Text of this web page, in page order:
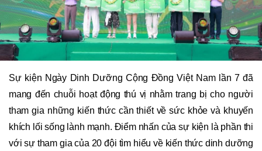
Sự kiện Ngày Dinh Dưỡng Cộng Đồng Việt Nam lần 7 đã
mang đến chuỗi hoạt động thú vị nhằm trang bị cho người
tham gia những kiến ​​thức cần thiết về sức khỏe và khuyến
khích lối sống lành mạnh. Điểm nhấn của sự kiện là phần thi
với sự tham gia của 20 đội tìm hiểu về kiến ​​thức dinh dưỡng